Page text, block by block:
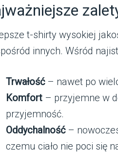
t-shirty wysokiej
innych. Wśród
Trwałość– nawet po
Komfort – przyjemne w
przyjemność.
Oddychalność–
czemu ciało nie poci się